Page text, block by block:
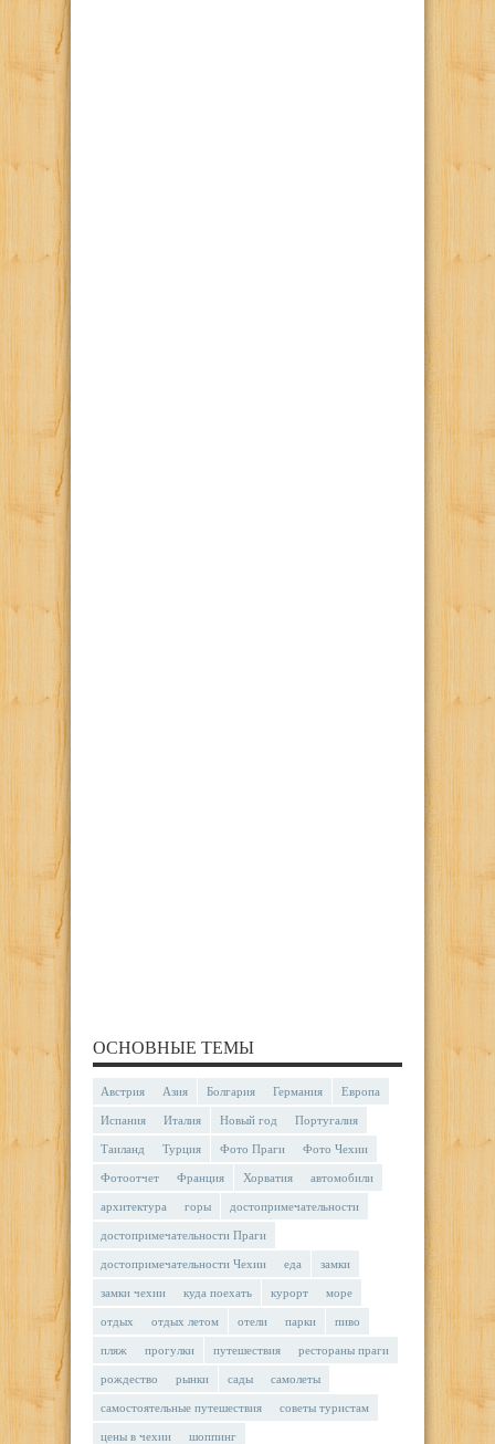
ОСНОВНЫЕ ТЕМЫ
Австрия Азия Болгария Германия Европа
Испания Италия Новый год Португалия
Таиланд Турция Фото Праги Фото Чехии
Фотоотчет Франция Хорватия автомобили
архитектура горы достопримечательности
достопримечательности Праги
достопримечательности Чехии еда замки
замки чехии куда поехать курорт море
отдых отдых летом отели парки пиво
пляж прогулки путешествия рестораны праги
рождество рынки сады самолеты
самостоятельные путешествия советы туристам
цены в чехии шоппинг